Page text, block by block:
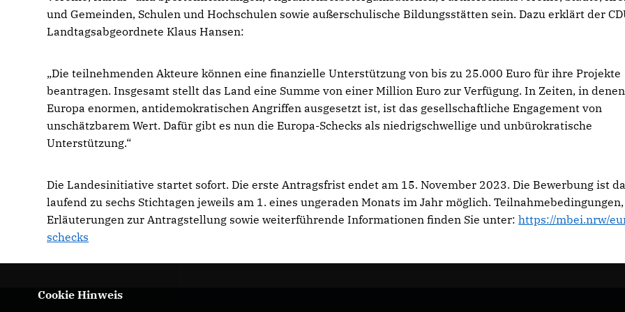
und Gemeinden, Schulen und Hochschulen sowie außerschulische Bildungsstätten sein. Dazu erklärt der
Landtagsabgeordnete Klaus Hansen:
Die teilnehmenden Akteure können eine finanzielle Unterstützung von bis zu 25.000 Euro für ihre Projekte
beantragen. Insgesamt stellt das Land eine Summe von einer Million Euro zur Verfügung. In Zeiten, in denen
Europa enormen, antidemokratischen Angriffen ausgesetzt ist, ist das gesellschaftliche Engagement von
unschätzbarem Wert. Dafür gibt es nun die Europa-Schecks als niedrigschwellige und unbürokratische
Unterstützung.“
Die Landesinitiative startet sofort. Die erste Antragsfrist endet am 15. November 2023. Die Bewerbung ist
laufend zu sechs Stichtagen jeweils am 1. eines ungeraden Monats im Jahr möglich. Teilnahmebedingungen,
Erläuterungen zur Antragstellung sowie weiterführende Informationen finden Sie unter:https://mbei.nrw/
schecks
Cookie Hinweis